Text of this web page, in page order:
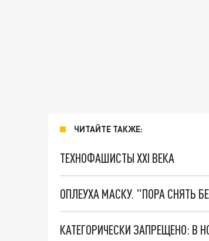
ЧИТАЙТЕ ТАКЖЕ:
ТЕХНОФАШИСТЫ XXI ВЕКА
ОПЛЕУХА МАСКУ. "ПОРА СНЯТЬ
КАТЕГОРИЧЕСКИ ЗАПРЕЩЕНО: В